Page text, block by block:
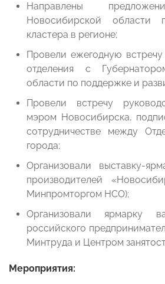
Направлены
Новосибирской
кластера в регионе;
Провели ежегодную
отделения с
области по поддержке и
Провели встречу
мэром Новосибирска,
сотрудничестве между
города;
Организовали выставку-
производителей
Минпромторгом НСО);
Организовали ярмарку
российского
Минтруда и Центром
Мероприятия: